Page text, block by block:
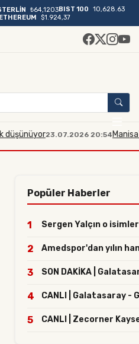
₺64,1203BIST 100
10,628.63
$1.924,37
23.07.2026 20:54Manisa'da
Popüler Haberler
1 Sergen Yalçın o
2 Amedspor'dan yılın
3 SON DAKİKA |
4 CANLI | Galatasaray -
5 CANLI | Zecorner